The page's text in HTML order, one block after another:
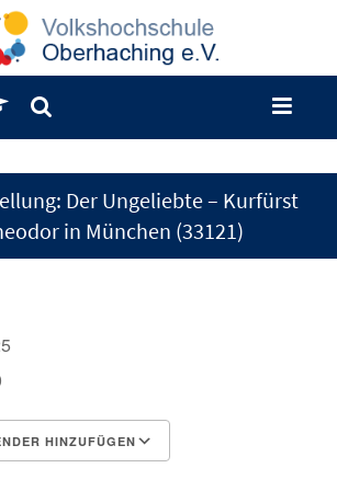
Der Ungeliebte – Kurfürst
in München (33121)
HINZUFÜGEN